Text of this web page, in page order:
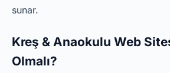
sunar.
Kreş & Anaokulu Web
Olmalı?